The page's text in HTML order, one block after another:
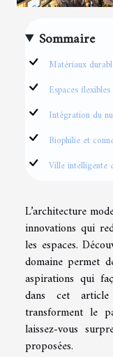
Sommaire
Matériaux
Espaces
Intégration du
Biophilie et
Ville intelligente
L’architecture
innovations qui
les espaces.
domaine permet
aspirations qui
dans cet
transforment le
laissez-vous
proposées.